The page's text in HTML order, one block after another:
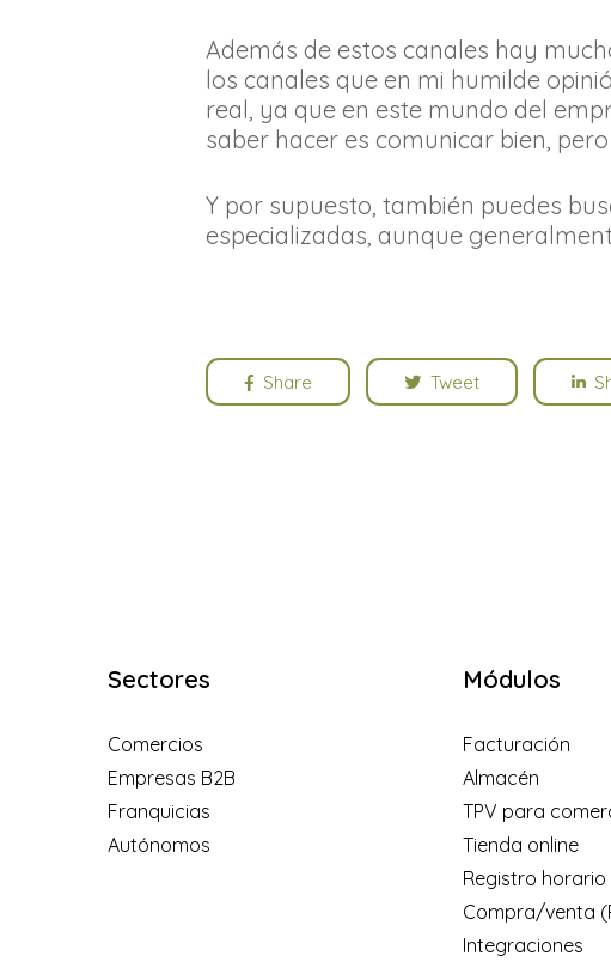
Además de estos canales hay
los canales que en mi humilde
real, ya que en este mundo del
saber hacer es comunicar bien,
Y por supuesto, también puedes
especializadas, aunque
Share Tweet
Sectores
Comercios
Empresas B2B
Franquicias
Autónomos
Módulos
Facturación
Almacén
TPV para
Tienda online
Registro horario
Compra/venta
Integraciones